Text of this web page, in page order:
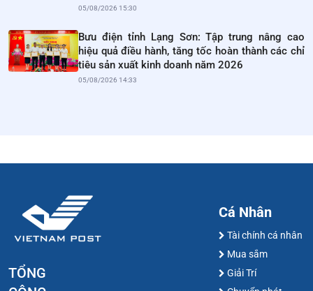
05/08/2026 15:30
Bưu điện tỉnh Lạng Sơn: Tập trung nâng cao
hiệu quả điều hành, tăng tốc hoàn thành các chỉ
tiêu sản xuất kinh doanh năm 2026
05/08/2026 14:33
TỔNG
Cá Nhân
Tài chính cá nhân
Mua sắm
Giải Trí